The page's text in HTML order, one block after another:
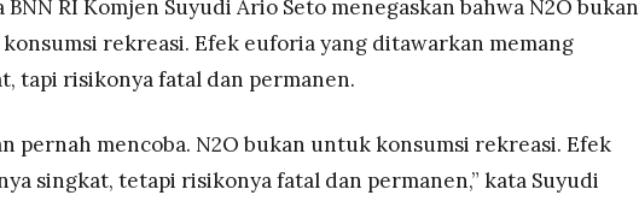
BNN RI Komjen Suyudi Ario Seto menegaskan bahwa N2O bukan
rekreasi. Efek euforia yang ditawarkan memang
tapi risikonya fatal dan permanen.
pernah mencoba. N2O bukan untuk konsumsi rekreasi. Efek
singkat, tetapi risikonya fatal dan permanen,” kata Suyudi